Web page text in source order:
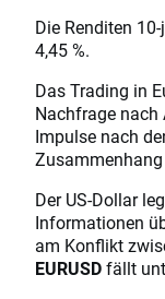
Die Renditen
4,45 %.
Das Trading in
Nachfrage nach
Impulse nach
Der US-Dollar
Informationen
am Konflikt
EURUSDfällt